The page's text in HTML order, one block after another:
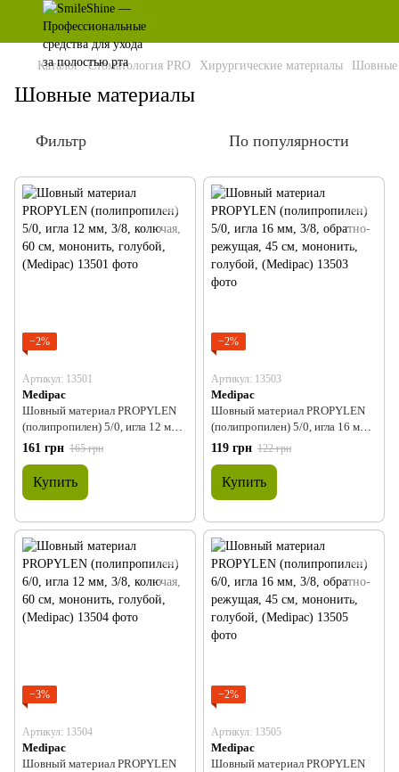
Каталог Стоматология PRO Хирургические материалы Шовные
Шовные материалы
Фильтр По популярности
−2%
Артикул: 13501
Medipac
Шовный материал PROPYLEN
(полипропилен) 5/0, игла 12 мм,
3/8, колючая, 60 см, мононить,
голубой, (Medipac)
161 грн 165 грн
Купить
−2%
Артикул: 13503
Medipac
Шовный материал PROPYLEN
(полипропилен) 5/0, игла 16 мм,
3/8, обратно-режущая, 45 см,
мононить, голубой, (Medipac)
119 грн 122 грн
Купить
−3%
Артикул: 13504
Medipac
Шовный материал PROPYLEN
−2%
Артикул: 13505
Medipac
Шовный материал PROPYLEN